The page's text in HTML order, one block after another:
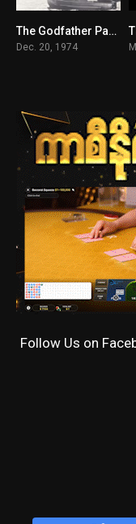
9The Godfather Part II
Dec. 20, 1974
Follow Us on